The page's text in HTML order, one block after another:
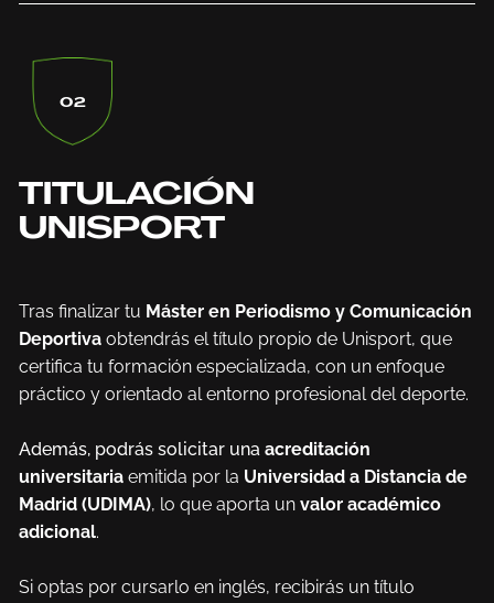
02
TITULACIÓN
UNISPORT
Tras finalizar tu Máster en Periodismo y Comunicación
Deportivaobtendrás el título propio de Unisport, que
certifica tu formación especializada, con un enfoque
práctico y orientado al entorno profesional del deporte.
Además, podrás solicitar una acreditación
universitaria emitida por la Universidad a Distancia de
Madrid (UDIMA), lo que aporta un valor académico
adicional.
Si optas por cursarlo en inglés, recibirás un título